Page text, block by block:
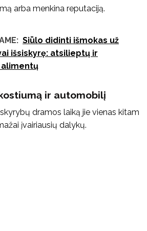
arba menkina reputaciją.
Siūlo didinti išmokas už
išsiskyrę: atsilieptų ir
ir automobilį
dramos laiką jie vienas kitam
įvairiausių dalykų.